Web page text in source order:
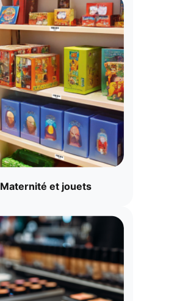
Maternité et jouets